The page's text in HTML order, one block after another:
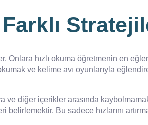
hızlı okuma öğretmenin en
ve kelime avı oyunlarıyla
diğer içerikler arasında
Bu sadece hızlarını